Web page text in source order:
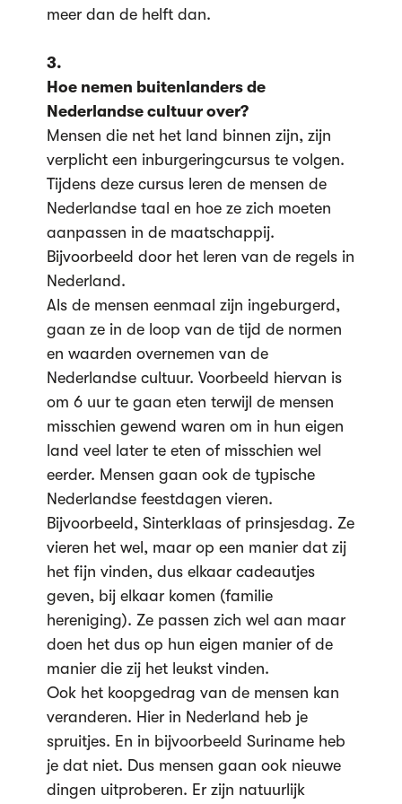
meer dan de helft dan.
3.
Hoe nemen buitenlanders de
Nederlandse cultuur over?
Mensen die net het land binnen zijn, zijn
verplicht een inburgeringcursus te volgen.
Tijdens deze cursus leren de mensen de
Nederlandse taal en hoe ze zich moeten
aanpassen in de maatschappij.
Bijvoorbeeld door het leren van de regels in
Nederland.
Als de mensen eenmaal zijn ingeburgerd,
gaan ze in de loop van de tijd de normen
en waarden overnemen van de
Nederlandse cultuur. Voorbeeld hiervan is
om 6 uur te gaan eten terwijl de mensen
misschien gewend waren om in hun eigen
land veel later te eten of misschien wel
eerder. Mensen gaan ook de typische
Nederlandse feestdagen vieren.
Bijvoorbeeld, Sinterklaas of prinsjesdag. Ze
vieren het wel, maar op een manier dat zij
het fijn vinden, dus elkaar cadeautjes
geven, bij elkaar komen (familie
hereniging). Ze passen zich wel aan maar
doen het dus op hun eigen manier of de
manier die zij het leukst vinden.
Ook het koopgedrag van de mensen kan
veranderen. Hier in Nederland heb je
spruitjes. En in bijvoorbeeld Suriname heb
je dat niet. Dus mensen gaan ook nieuwe
dingen uitproberen. Er zijn natuurlijk